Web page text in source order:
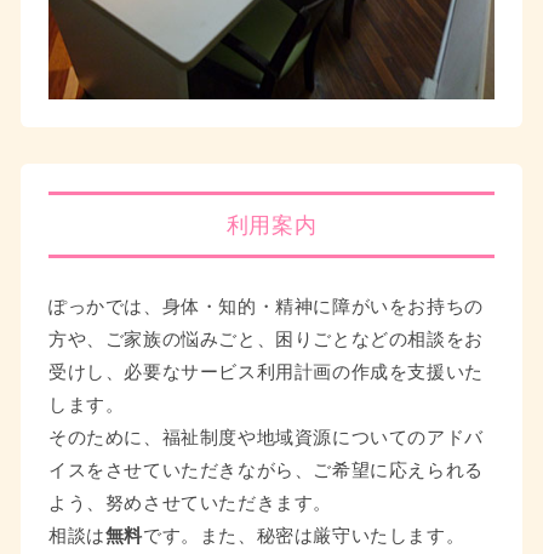
利用案内
ぽっかでは、身体・知的・精神に障がいをお持ちの
方や、ご家族の悩みごと、困りごとなどの相談をお
受けし、必要なサービス利用計画の作成を支援いた
します。
そのために、福祉制度や地域資源についてのアドバ
イスをさせていただきながら、ご希望に応えられる
よう、努めさせていただきます。
相談は無料です。また、秘密は厳守いたします。